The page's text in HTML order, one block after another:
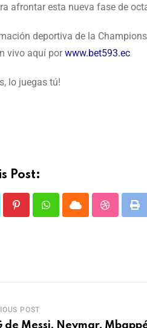
afrontar esta nueva fase de
deportiva de la
vivo aquí porwww.bet593.ec
lo juegas tú!
Post:
POST
de Messi, Neymar,